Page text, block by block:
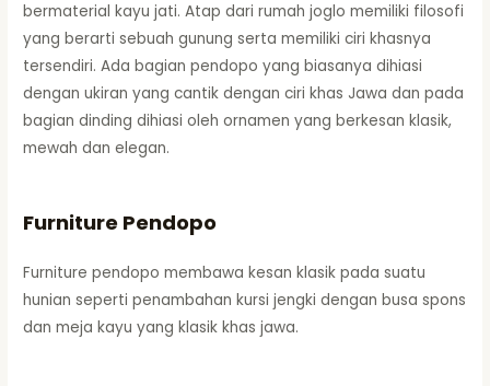
bermaterial kayu jati. Atap dari rumah joglo memiliki filosofi
yang berarti sebuah gunung serta memiliki ciri khasnya
tersendiri. Ada bagian pendopo yang biasanya dihiasi
dengan ukiran yang cantik dengan ciri khas Jawa dan pada
bagian dinding dihiasi oleh ornamen yang berkesan klasik,
mewah dan elegan.
Furniture Pendopo
Furniture pendopo membawa kesan klasik pada suatu
hunian seperti penambahan kursi jengki dengan busa spons
dan meja kayu yang klasik khas jawa.